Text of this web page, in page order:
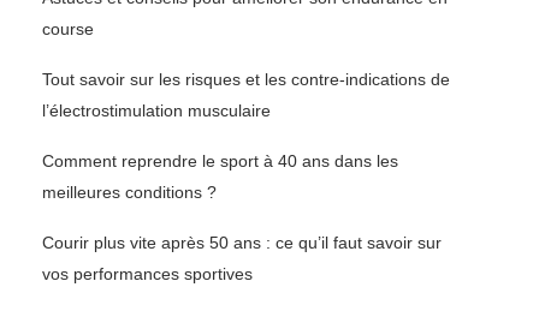
course
Tout savoir sur les risques et les contre-indications de
l’électrostimulation musculaire
Comment reprendre le sport à 40 ans dans les
meilleures conditions ?
Courir plus vite après 50 ans : ce qu’il faut savoir sur
vos performances sportives